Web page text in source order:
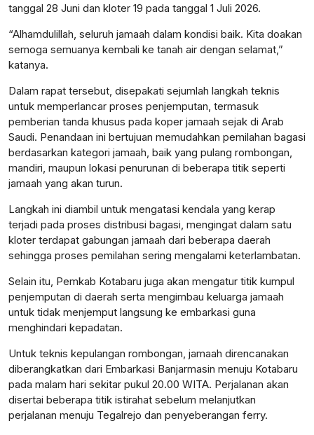
tanggal 28 Juni dan kloter 19 pada tanggal 1 Juli 2026.
“Alhamdulillah, seluruh jamaah dalam kondisi baik. Kita doakan
semoga semuanya kembali ke tanah air dengan selamat,”
katanya.
Dalam rapat tersebut, disepakati sejumlah langkah teknis
untuk memperlancar proses penjemputan, termasuk
pemberian tanda khusus pada koper jamaah sejak di Arab
Saudi. Penandaan ini bertujuan memudahkan pemilahan bagasi
berdasarkan kategori jamaah, baik yang pulang rombongan,
mandiri, maupun lokasi penurunan di beberapa titik seperti
jamaah yang akan turun.
Langkah ini diambil untuk mengatasi kendala yang kerap
terjadi pada proses distribusi bagasi, mengingat dalam satu
kloter terdapat gabungan jamaah dari beberapa daerah
sehingga proses pemilahan sering mengalami keterlambatan.
Selain itu, Pemkab Kotabaru juga akan mengatur titik kumpul
penjemputan di daerah serta mengimbau keluarga jamaah
untuk tidak menjemput langsung ke embarkasi guna
menghindari kepadatan.
Untuk teknis kepulangan rombongan, jamaah direncanakan
diberangkatkan dari Embarkasi Banjarmasin menuju Kotabaru
pada malam hari sekitar pukul 20.00 WITA. Perjalanan akan
disertai beberapa titik istirahat sebelum melanjutkan
perjalanan menuju Tegalrejo dan penyeberangan ferry.